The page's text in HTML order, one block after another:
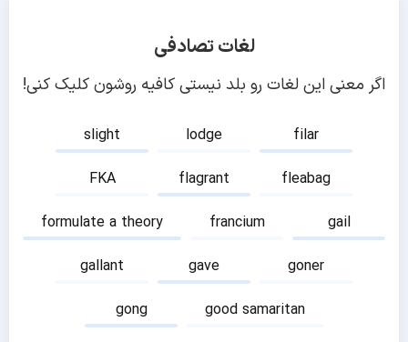
لغات تصادفی
اگر معنی این لغات رو بلد نیستی کافیه روشون کلیک کنی!
slight lodge
filar
FKA
flagrant
fleabag
formulate a theory
francium
gail
gallant
gave
goner
gong
good samaritan